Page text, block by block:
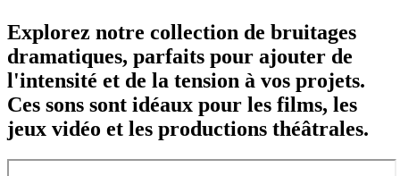
Explorez notre collection de bruitages
dramatiques, parfaits pour ajouter de
l'intensité et de la tension à vos projets.
Ces sons sont idéaux pour les films, les
jeux vidéo et les productions théâtrales.